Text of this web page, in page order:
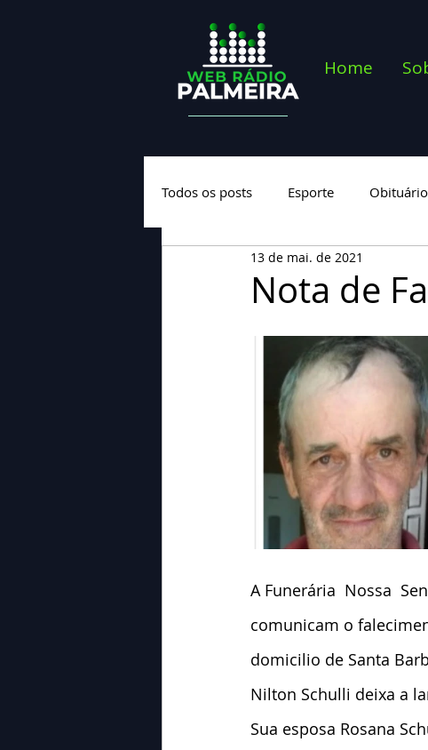
Home
Todos os posts Esporte Obituário
Geral Nova categoria
Nota de
13 de mai. de 2021
A Funerária  Nossa
comunicam o
domicilio de Santa
Nilton Schulli deixa a
Sua esposa Rosana